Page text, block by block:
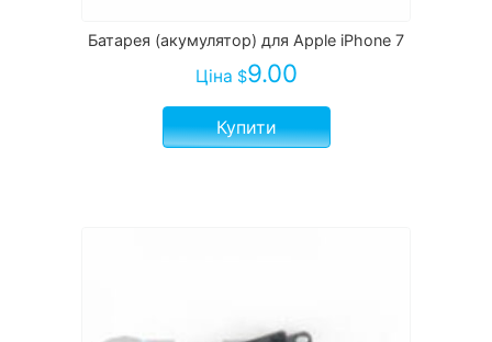
Батарея (акумулятор) для Apple iPhone 7
Ціна $9.00
Купити